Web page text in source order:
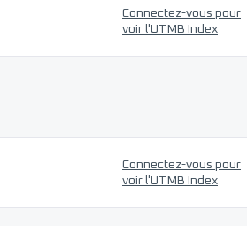
Connectez-vous pour
voir l'UTMB Index
Connectez-vous pour
voir l'UTMB Index